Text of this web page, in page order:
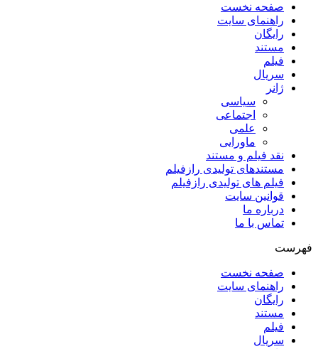
صفحه نخست
راهنمای سایت
رایگان
مستند
فیلم
سریال
ژانر
سیاسی
اجتماعی
علمی
ماورایی
نقد فیلم و مستند
مستندهای تولیدی رازفیلم
فیلم های تولیدی رازفیلم
قوانین سایت
درباره ما
تماس با ما
فهرست
صفحه نخست
راهنمای سایت
رایگان
مستند
فیلم
سریال